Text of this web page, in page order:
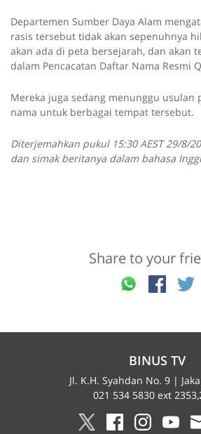
Departemen Sumber Daya Alam
rasis tersebut tidak akan sepenuhnya
akan ada di peta bersejarah, dan akan
dalam Pencacatan Daftar Nama Resmi
Mereka juga sedang menunggu usulan
nama untuk berbagai tempat tersebut.
Diterjemahkan pukul 15:30 AEST 29/8/
dan simak beritanya dalam bahasa
Share to your
BINUS TV
Jl. K.H. Syahdan No. 9 |
021 534 5830 ext